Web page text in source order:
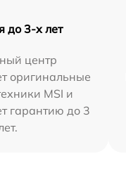
до 3-х лет
центр
оригинальные
MSI и
гарантию до 3